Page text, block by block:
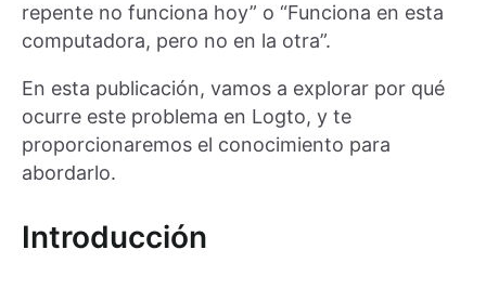
repente no funciona hoy” o “Funciona en esta
computadora, pero no en la otra”.
En esta publicación, vamos a explorar por qué
ocurre este problema en Logto, y te
proporcionaremos el conocimiento para
abordarlo.
Introducción